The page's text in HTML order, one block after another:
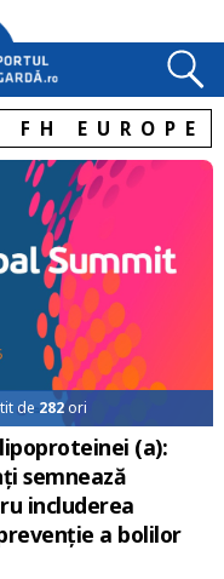
FH EUROPE
de 282ori
(a):
semnează
includerea
a bolilor